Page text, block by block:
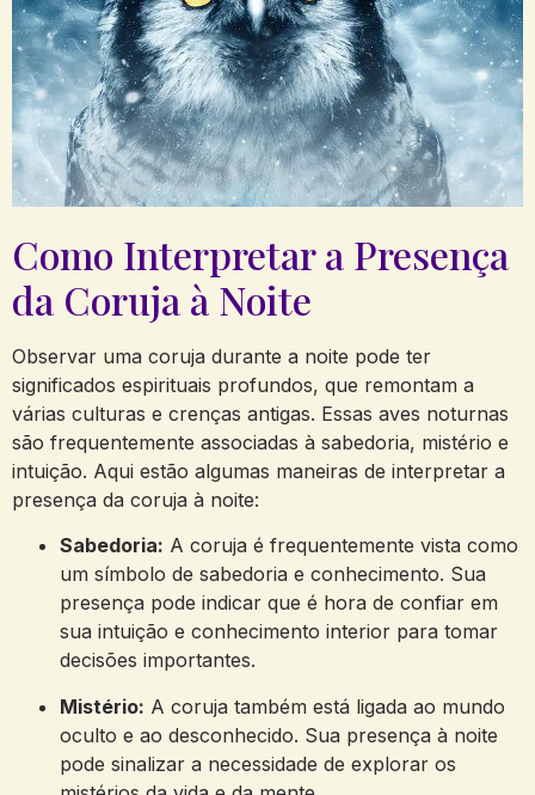
Como Interpretar a Presença
da Coruja à Noite
Observar uma coruja durante a noite pode ter
significados espirituais profundos, que remontam a
várias culturas e crenças antigas. Essas aves noturnas
são frequentemente associadas à sabedoria, mistério e
intuição. Aqui estão algumas maneiras de interpretar a
presença da coruja à noite:
Sabedoria: A coruja é frequentemente vista como
um símbolo de sabedoria e conhecimento. Sua
presença pode indicar que é hora de confiar em
sua intuição e conhecimento interior para tomar
decisões importantes.
Mistério: A coruja também está ligada ao mundo
oculto e ao desconhecido. Sua presença à noite
pode sinalizar a necessidade de explorar os